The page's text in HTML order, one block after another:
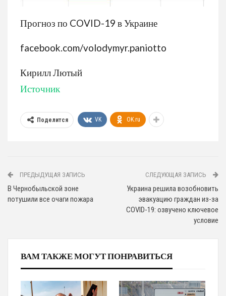
Прогноз по COVID-19 в Украине
facebook.com/volodymyr.paniotto
Кирилл Лютый
Источник
Поделится VK OK.ru
ПРЕДЫДУЩАЯ ЗАПИСЬ
В Чернобыльской зоне
потушили все очаги пожара
СЛЕДУЮЩАЯ ЗАПИСЬ
Украина решила возобновить
эвакуацию граждан из-за
COVID-19: озвучено ключевое
условие
ВАМ ТАКЖЕ МОГУТ ПОНРАВИТЬСЯ